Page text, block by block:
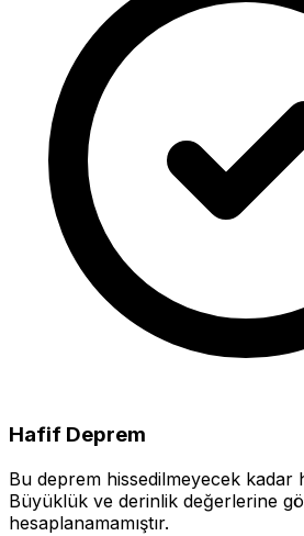
Hafif Deprem
Bu deprem hissedilmeyecek kadar
Büyüklük ve derinlik değerlerine
hesaplanamamıştır.